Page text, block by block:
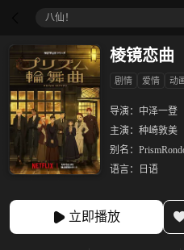
八仙！
棱镜恋曲
剧情 爱情 动
导演： 中泽一登
主演： 种崎敦美
别名：
语言：
日语
立即播放